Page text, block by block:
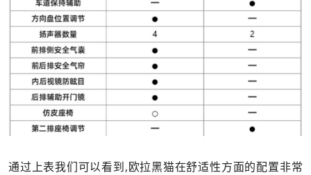
通过上表我们可以看到,欧拉黑猫在舒适性方面的配置非常